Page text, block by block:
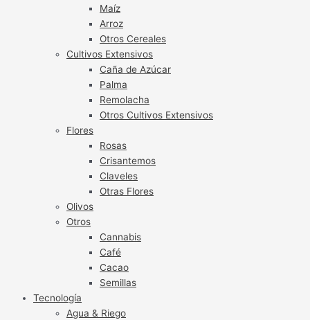
Maíz
Arroz
Otros Cereales
Cultivos Extensivos
Caña de Azúcar
Palma
Remolacha
Otros Cultivos Extensivos
Flores
Rosas
Crisantemos
Claveles
Otras Flores
Olivos
Otros
Cannabis
Café
Cacao
Semillas
Tecnología
Agua & Riego